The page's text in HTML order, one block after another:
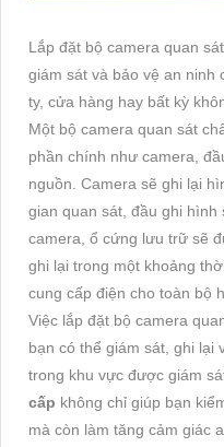
Lắp đặt bộ camera quan
giám sát và bảo vệ an ninh
ty, cửa hàng hay bất kỳ
Một bộ camera quan sát
phần chính như camera,
nguồn. Camera sẽ ghi lại
gian quan sát, đầu ghi
camera, ổ cứng lưu trữ sẽ
ghi lại trong một khoảng
cung cấp điện cho toàn bộ
Việc lắp đặt bộ camera
bạn có thể giám sát, ghi lại
trong khu vực được giám
cấp không chỉ giúp bạn
mà còn làm tăng cảm giác